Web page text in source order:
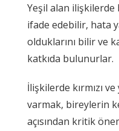
Yeşil alan
ifade edebilir, hata
olduklarını bilir ve
katkıda bulunurlar.
İlişkilerde kırmızı
varmak, bireylerin
açısından kritik